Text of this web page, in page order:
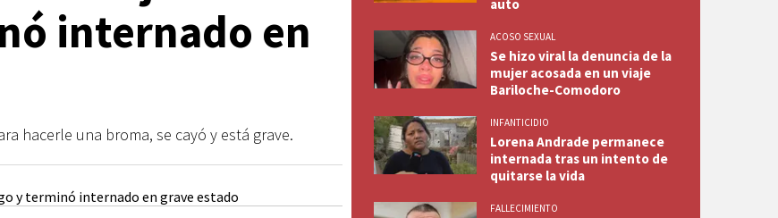
internado en
hacerle una broma, se cayó y está grave.
auto
ACOSO SEXUAL
Se hizo viral la denuncia de la
mujer acosada en un viaje
Bariloche-Comodoro
INFANTICIDIO
Lorena Andrade permanece
internada tras un intento de
quitarse la vida
FALLECIMIENTO